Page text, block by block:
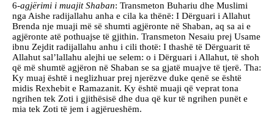
6-agjërimi i muajit Shaban: Transmeton Buhariu dhe Muslimi
nga Aishe radijallahu anha e cila ka thënë: I Dërguari i Allahut
Brenda nje muaji më së shumti agjëronte në Shaban, aq sa ai e
agjëronte atë pothuajse të gjithin. Transmeton Nesaiu prej Usame
ibnu Zejdit radijallahu anhu i cili thotë: I thashë të Dërguarit të
Allahut sal’lallahu alejhi ue selem: o i Dërguari i Allahut, të shoh
që më shumtë agjëron në Shaban se sa gjatë muajve të tjerë. Tha:
Ky muaj është i neglizhuar prej njerëzve duke qenë se është
midis Rexhebit e Ramazanit. Ky është muaji që veprat tona
ngrihen tek Zoti i gjithësisë dhe dua që kur të ngrihen punët e
mia tek Zoti të jem i agjërueshëm.